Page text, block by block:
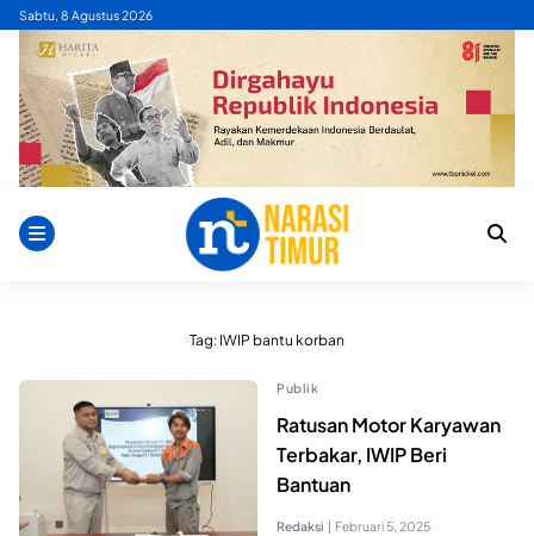
Skip
content
Sabtu, 8 Agustus 2026
Tag: IWIP bantu korban
Publik
Ratusan Motor Karyawan
Terbakar, IWIP Beri
Bantuan
Redaksi | Februari 5, 2025